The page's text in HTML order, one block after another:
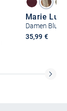
Marie
Damen
35,99 €